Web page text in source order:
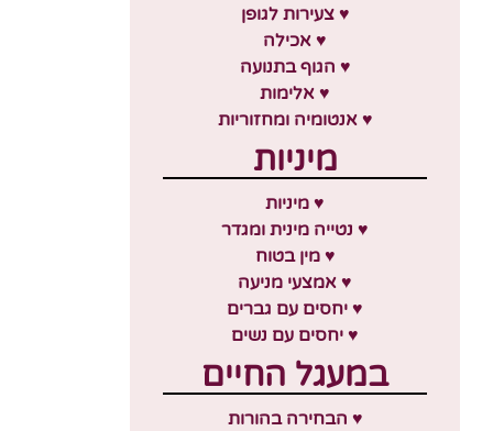
♥ צעירות לגופן
♥ אכילה
♥ הגוף בתנועה
♥ אלימות
♥ אנטומיה ומחזוריות
מיניות
♥ מיניות
♥ נטייה מינית ומגדר
♥ מין בטוח
♥ אמצעי מניעה
♥ יחסים עם גברים
♥ יחסים עם נשים
במעגל החיים
♥ הבחירה בהורות